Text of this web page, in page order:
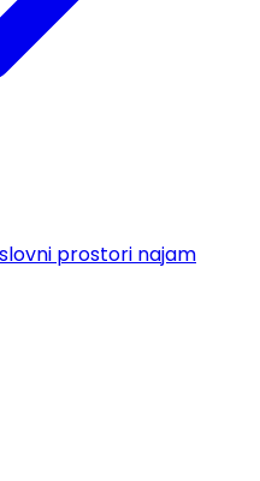
prostori najam